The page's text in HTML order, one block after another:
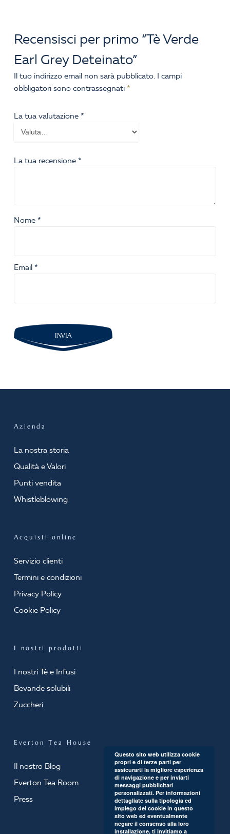
Recensisci per primo “Tè Verde
Earl Grey Deteinato”
Il tuo indirizzo email non sarà pubblicato. I campi
obbligatori sono contrassegnati *
La tua valutazione *
La tua recensione *
Nome *
Email *
Azienda
La nostra storia
Qualità e Valori
Punti vendita
Whistleblowing
Acquisti online
Servizio clienti
Termini e condizioni
Privacy Policy
Cookie Policy
I nostri prodotti
I nostri Tè e Infusi
Bevande solubili
Zuccheri
Everton Tea House
Il nostro Blog
Everton Tea Room
Press
Questo sito web utilizza cookie
propri e di terze parti per
assicurarti la migliore esperienza
di navigazione e per inviarti
messaggi pubblicitari
personalizzati. Per informazioni
dettagliate sulla tipologia ed
impiego dei cookie in questo
sito web ed eventualmente
negare il consenso alla loro
installazione, ti invitiamo a